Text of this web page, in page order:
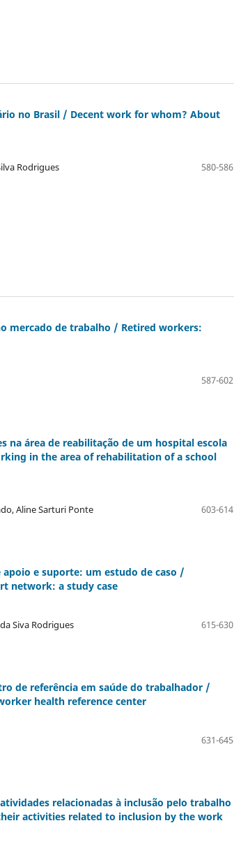
no Brasil / Decent work for whom? About
Rodrigues
580-586
mercado de trabalho / Retired workers:
587-602
na área de reabilitação de um hospital escola
in the area of rehabilitation of a school
Aline Sarturi Ponte
603-614
e suporte: um estudo de caso /
network: a study case
Siva Rodrigues
615-630
de referência em saúde do trabalhador /
health reference center
631-645
relacionadas à inclusão pelo trabalho
activities related to inclusion by the work